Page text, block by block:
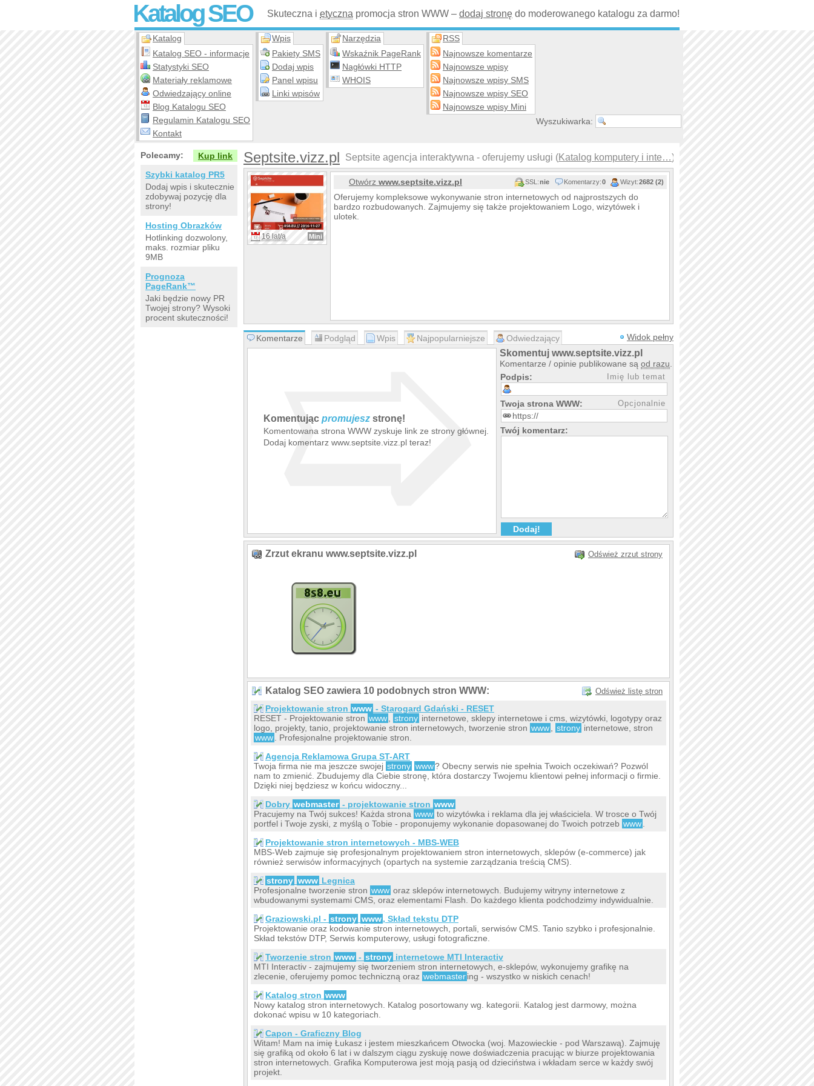
Katalog SEO Skuteczna i etyczna promocja stron WWW – dodaj stronę do moderowanego katalogu za darmo!
Katalog
Katalog SEO - informacje
Statystyki SEO
Materiały reklamowe
Odwiedzający online
Blog Katalogu SEO
Regulamin Katalogu SEO
Kontakt
Wpis
Pakiety SMS
Dodaj wpis
Panel wpisu
Linki wpisów
Narzędzia
Wskaźnik PageRank
Nagłówki HTTP
WHOIS
RSS
Najnowsze komentarze
Najnowsze wpisy
Najnowsze wpisy SMS
Najnowsze wpisy SEO
Najnowsze wpisy Mini
Wyszukiwarka:
Septsite.vizz.pl Septsite agencja interaktywna - oferujemy usługi (Katalog komputery i inte…)
16 lat/a Mini
Otwórz www.septsite.vizz.pl SSL:nie Komentarzy:0 Wizyt:2682 (2)
Oferujemy kompleksowe wykonywanie stron internetowych od najprostszych do
bardzo rozbudowanych. Zajmujemy się także projektowaniem Logo, wizytówek i
ulotek.
Komentarze Podgląd Wpis Najpopularniejsze Odwiedzający Widok pełny
Komentując promujesz stronę!
Komentowana strona WWW zyskuje link ze strony głównej.
Dodaj komentarz www.septsite.vizz.pl teraz!
➯ Skomentuj www.septsite.vizz.pl
Komentarze / opinie publikowane są od razu
Podpis:
Imię lub temat
Twoja strona WWW: Opcjonalnie
Twój komentarz:
Zrzut ekranu www.septsite.vizz.pl Odśwież zrzut strony
Katalog SEO zawiera 10 podobnych stron WWW: Odśwież listę stron
Projektowanie stron www - Starogard Gdański - RESET
RESET - Projektowanie stron www strony internetowe, sklepy internetowe i cms, wizytówki, logotypy oraz
logo, projekty, tanio, projektowanie stron internetowych, tworzenie stron www strony internetowe, stron
www
. Profesjonalne projektowanie stron.
Agencja Reklamowa Grupa ST-ART
Twoja firma nie ma jeszcze swojej strony www? Obecny serwis nie spełnia Twoich oczekiwań? Pozwól
nam to zmienić. Zbudujemy dla Ciebie stronę, która dostarczy Twojemu klientowi pełnej informacji o firmie.
Dzięki niej będziesz w końcu widoczny...
Dobry webmaster - projektowanie stron www
Pracujemy na Twój sukces! Każda strona www to wizytówka i reklama dla jej właściciela. W trosce o Twój
portfel i Twoje zyski, z myślą o Tobie - proponujemy wykonanie dopasowanej do Twoich potrzeb www
Projektowanie stron internetowych - MBS-WEB
MBS-Web zajmuje się profesjonalnym projektowaniem stron internetowych, sklepów (e-commerce) jak
również serwisów informacyjnych (opartych na systemie zarządzania treścią CMS).
strony www Legnica
Profesjonalne tworzenie stron www oraz sklepów internetowych. Budujemy witryny internetowe z
wbudowanymi systemami CMS, oraz elementami Flash. Do każdego klienta podchodzimy indywidualnie.
Graziowski.pl - strony www, Skład tekstu DTP
Projektowanie oraz kodowanie stron internetowych, portali, serwisów CMS. Tanio szybko i profesjonalnie.
Skład tekstów DTP, Serwis komputerowy, usługi fotograficzne.
Tworzenie stron www - strony internetowe MTI Interactiv
MTI Interactiv - zajmujemy się tworzeniem stron internetowych, e-sklepów, wykonujemy grafikę na
zlecenie, oferujemy pomoc techniczną oraz webmastering - wszystko w niskich cenach!
Katalog stron www
Nowy katalog stron internetowych. Katalog posortowany wg. kategorii. Katalog jest darmowy, można
dokonać wpisu w 10 kategoriach.
Capon - Graficzny Blog
Witam! Mam na imię Łukasz i jestem mieszkańcem Otwocka (woj. Mazowieckie - pod Warszawą). Zajmuję
się grafiką od około 6 lat i w dalszym ciągu zyskuję nowe doświadczenia pracując w biurze projektowania
stron internetowych. Grafika Komputerowa jest moją pasją od dzieciństwa i wkładam serce w każdy swój
projekt.
Polecamy:
Kup link
Szybki katalog PR5
Dodaj wpis i skutecznie
zdobywaj pozycję dla
strony!
Hosting Obrazków
Hotlinking dozwolony,
maks. rozmiar pliku
9MB
Prognoza
PageRank™
Jaki będzie nowy PR
Twojej strony? Wysoki
procent skuteczności!